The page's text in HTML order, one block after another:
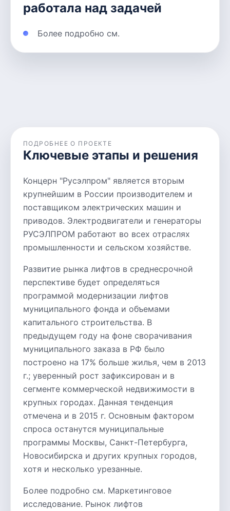
работала над задачей
Более подробно см.
ПОДРОБНЕЕ О ПРОЕКТЕ
Ключевые этапы и решения
Концерн "Русэлпром" является вторым
крупнейшим в России производителем и
поставщиком электрических машин и
приводов. Электродвигатели и генераторы
РУСЭЛПРОМ работают во всех отраслях
промышленности и сельском хозяйстве.
Развитие рынка лифтов в среднесрочной
перспективе будет определяться
программой модернизации лифтов
муниципального фонда и объемами
капитального строительства. В
предыдущем году на фоне сворачивания
муниципального заказа в РФ было
построено на 17% больше жилья, чем в 2013
г.; уверенный рост зафиксирован и в
сегменте коммерческой недвижимости в
крупных городах. Данная тенденция
отмечена и в 2015 г. Основным фактором
спроса останутся муниципальные
программы Москвы, Санкт-Петербурга,
Новосибирска и других крупных городов,
хотя и несколько урезанные.
Более подробно см. Маркетинговое
исследование. Рынок лифтов